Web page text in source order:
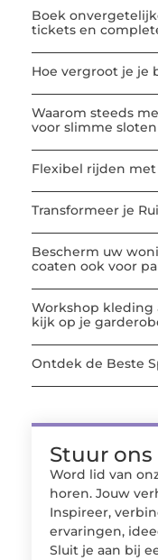
Boek
tickets en
Hoe vergroot je je
Waarom steeds
voor slimme sloten
Flexibel rijden
Transformeer je
Bescherm uw
coaten ook voor
Workshop kleding
kijk op je
Ontdek de Beste
Stuur
Word lid van
horen. Jouw
Inspireer,
ervaringen,
Sluit je aan bij